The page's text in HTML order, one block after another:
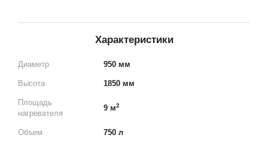
Характеристики
Диаметр 950 мм
Высота 1850 мм
Площадь
нагревателя
9 м2
Объем 750 л